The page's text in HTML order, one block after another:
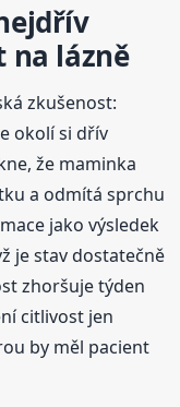
na lázně
zkušenost:
okolí si dřív
že maminka
a odmítá sprchu
jako výsledek
je stav dostatečně
zhoršuje týden
citlivost jen
by měl pacient